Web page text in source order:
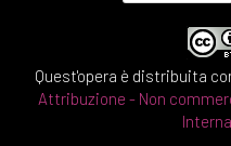
Quest'opera è distribuita
Attribuzione - Non